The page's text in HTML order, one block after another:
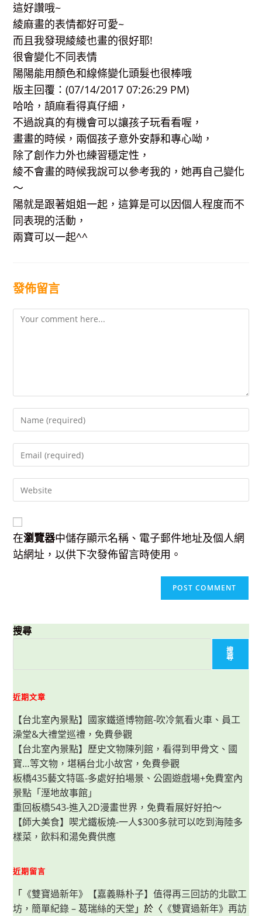
這好讚哦~
綾麻畫的表情都好可愛~
而且我發現綾綾也畫的很好耶!
很會變化不同表情
陽陽能用顏色和線條變化頭髮也很棒哦
版主回覆：(07/14/2017 07:26:29 PM)
哈哈，頡麻看得真仔細，
不過說真的有機會可以讓孩子玩看看喔，
畫畫的時候，兩個孩子意外安靜和專心呦，
除了創作力外也練習穩定性，
綾不會畫的時候我說可以參考我的，她再自己變化
～
陽就是跟著姐姐一起，這算是可以因個人程度而不
同表現的活動，
兩寶可以一起^^
發佈留言
Comment
your
username
to
comment
your
address
toyour
(optional)
在瀏覽器中儲存顯示名稱、電子郵件地址及個人網
站網址，以供下次發佈留言時使用。
搜尋
搜
尋
近期文章
【台北室內景點】國家鐵道博物館-吹冷氣看火車、員工
澡堂&大禮堂巡禮，免費參觀
【台北室內景點】歷史文物陳列館，看得到甲骨文、國
寶…等文物，堪稱台北小故宮，免費參觀
板橋435藝文特區-多處好拍場景、公園遊戲場+免費室內
景點「溼地故事館」
重回板橋543-進入2D漫畫世界，免費看展好好拍～
【師大美食】喫尤鐵板燒-一人$300多就可以吃到海陸多
樣菜，飲料和湯免費供應
近期留言
「 《雙寶過新年》【嘉義縣朴子】值得再三回訪的北歐工
坊，簡單紀錄 – 葛瑞絲的天堂 」於〈 《雙寶過新年》再訪